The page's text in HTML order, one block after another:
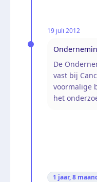
19 juli 2012
De
vast bij
voormalige
het
1 jaar, 8